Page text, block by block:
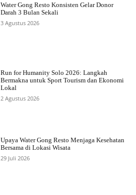
Water Gong Resto Konsisten Gelar Donor
Darah 3 Bulan Sekali
3 Agustus 2026
Run for Humanity Solo 2026: Langkah
Bermakna untuk Sport Tourism dan Ekonomi
Lokal
2 Agustus 2026
Upaya Water Gong Resto Menjaga Kesehatan
Bersama di Lokasi Wisata
29 Juli 2026